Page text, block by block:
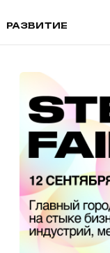
РАЗВИТИЕ